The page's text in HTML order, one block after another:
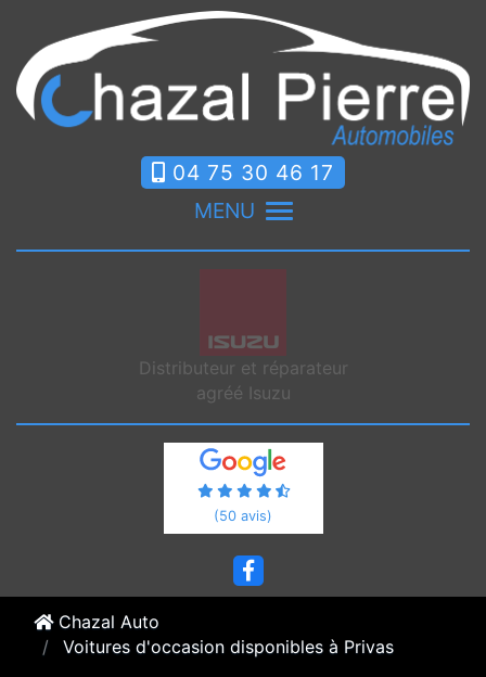
04 75 30 46 17
MENU
Distributeur et réparateur
agréé Isuzu
(50 avis)
Chazal Auto
Voitures d'occasion disponibles à Privas